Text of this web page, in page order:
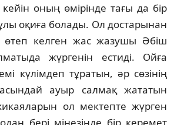
оның өмірінде тағы да бір
ұлы оқиға бола­ды. Ол достарынан
өтеп кел­ген жас жазушы Әбіш
жүргенін естиді. Ойға
күлімдеп тұратын, әр сөзінің
ауыр салмақ жататын
ол мектепте жүрген
бері мінезінде бір керемет